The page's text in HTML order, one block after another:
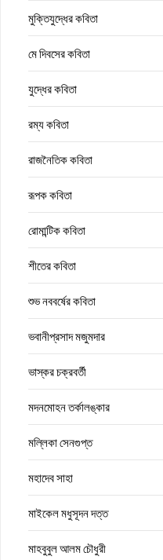
মুক্তিযুদ্ধের কবিতা
মে দিবসের কবিতা
যুদ্ধের কবিতা
রম্য কবিতা
রাজনৈতিক কবিতা
রূপক কবিতা
রোমান্টিক কবিতা
শীতের কবিতা
শুভ নববর্ষের কবিতা
ভবানীপ্রসাদ মজুমদার
ভাস্কর চক্রবর্তী
মদনমোহন তর্কালঙ্কার
মল্লিকা সেনগুপ্ত
মহাদেব সাহা
মাইকেল মধুসূদন দত্ত
মাহবুবুল আলম চৌধুরী